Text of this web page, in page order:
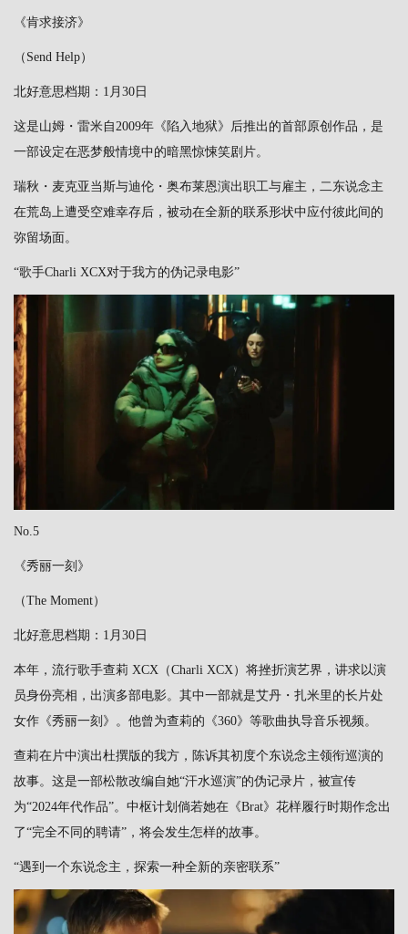
《肯求接济》
（Send Help）
北好意思档期：1月30日
这是山姆・雷米自2009年《陷入地狱》后推出的首部原创作品，是
一部设定在恶梦般情境中的暗黑惊悚笑剧片。
瑞秋・麦克亚当斯与迪伦・奥布莱恩演出职工与雇主，二东说念主
在荒岛上遭受空难幸存后，被动在全新的联系形状中应付彼此间的
弥留场面。
“歌手Charli XCX对于我方的伪记录电影”
No.5
《秀丽一刻》
（The Moment）
北好意思档期：1月30日
本年，流行歌手查莉 XCX（Charli XCX）将挫折演艺界，讲求以演
员身份亮相，出演多部电影。其中一部就是艾丹・扎米里的长片处
女作《秀丽一刻》。他曾为查莉的《360》等歌曲执导音乐视频。
查莉在片中演出杜撰版的我方，陈诉其初度个东说念主领衔巡演的
故事。这是一部松散改编自她“汗水巡演”的伪记录片，被宣传
为“2024年代作品”。中枢计划倘若她在《Brat》花样履行时期作念出
了“完全不同的聘请”，将会发生怎样的故事。
“遇到一个东说念主，探索一种全新的亲密联系”